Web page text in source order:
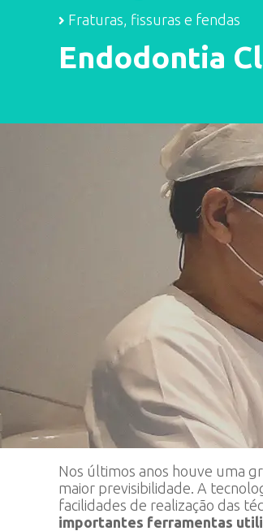
Fraturas, fissuras e fendas
Endodontia
Nos últimos anos houve uma
maior previsibilidade. A
facilidades de realização das
importantes ferramentas